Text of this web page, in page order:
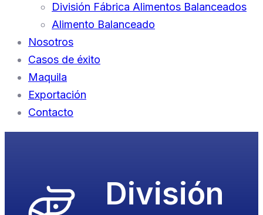
División Fábrica Alimentos Balanceados
Alimento Balanceado
Nosotros
Casos de éxito
Maquila
Exportación
Contacto
División